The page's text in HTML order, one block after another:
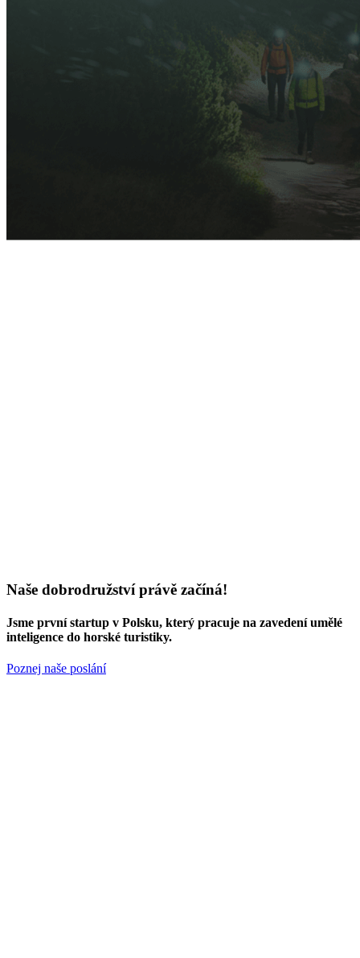
Naše dobrodružství právě začíná!
Jsme první startup v Polsku, který pracuje na zavedení umělé
inteligence do horské turistiky.
Poznej naše poslání